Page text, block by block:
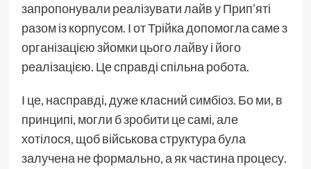
запропонували реалізувати лайв у Прип’яті
разом із корпусом. І от Трійка допомогла саме з
організацією зйомки цього лайву і його
реалізацією. Це справді спільна робота.
І це, насправді, дуже класний симбіоз. Бо ми, в
принципі, могли б зробити це самі, але
хотілося, щоб військова структура була
залучена не формально, а як частина процесу.